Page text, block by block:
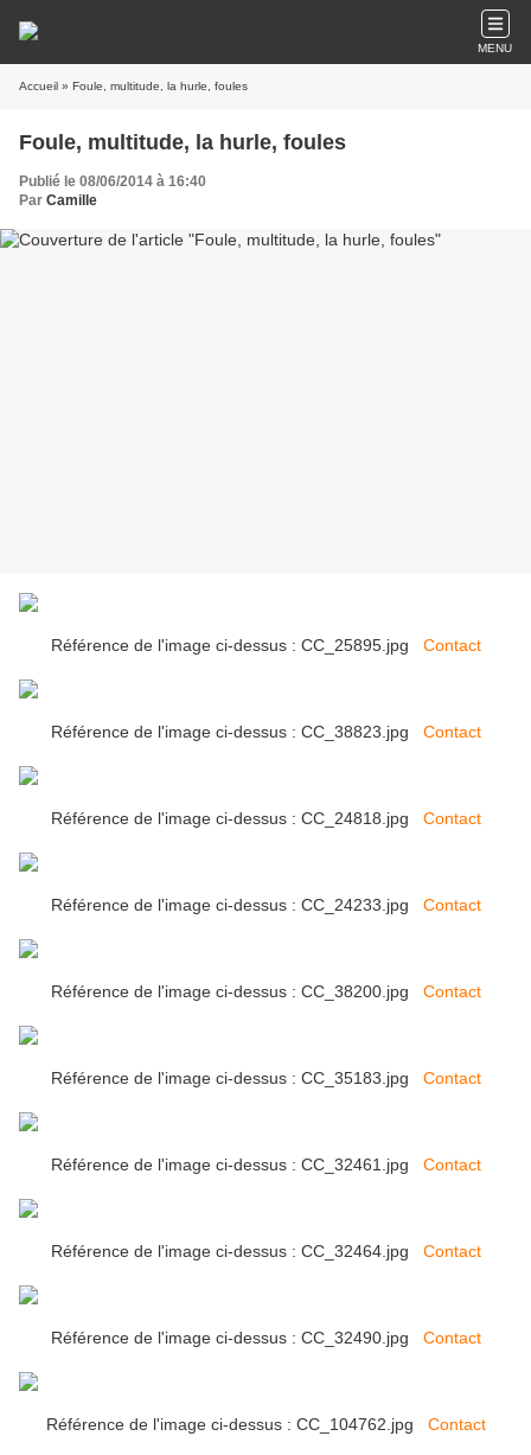
MENU
Accueil » Foule, multitude, la hurle, foules
Foule, multitude, la hurle, foules
Publié le 08/06/2014 à 16:40
Par Camille
Référence de l'image ci-dessus : CC_25895.jpg Contact
Référence de l'image ci-dessus : CC_38823.jpg Contact
Référence de l'image ci-dessus : CC_24818.jpg Contact
Référence de l'image ci-dessus : CC_24233.jpg Contact
Référence de l'image ci-dessus : CC_38200.jpg Contact
Référence de l'image ci-dessus : CC_35183.jpg Contact
Référence de l'image ci-dessus : CC_32461.jpg Contact
Référence de l'image ci-dessus : CC_32464.jpg Contact
Référence de l'image ci-dessus : CC_32490.jpg Contact
Référence de l'image ci-dessus : CC_104762.jpg Contact